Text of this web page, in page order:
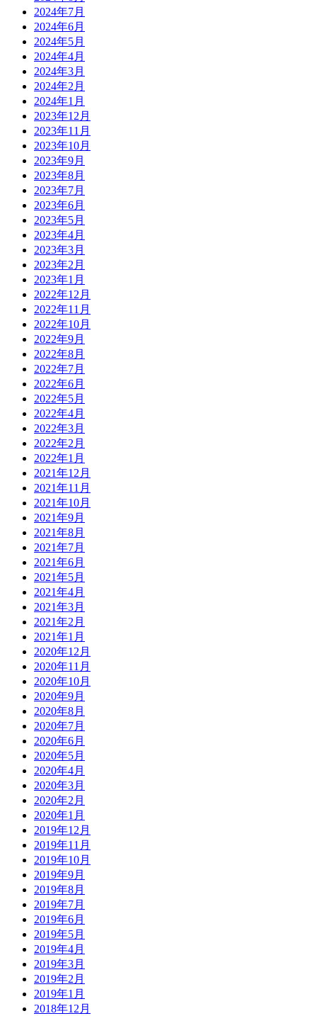
2024年7月
2024年6月
2024年5月
2024年4月
2024年3月
2024年2月
2024年1月
2023年12月
2023年11月
2023年10月
2023年9月
2023年8月
2023年7月
2023年6月
2023年5月
2023年4月
2023年3月
2023年2月
2023年1月
2022年12月
2022年11月
2022年10月
2022年9月
2022年8月
2022年7月
2022年6月
2022年5月
2022年4月
2022年3月
2022年2月
2022年1月
2021年12月
2021年11月
2021年10月
2021年9月
2021年8月
2021年7月
2021年6月
2021年5月
2021年4月
2021年3月
2021年2月
2021年1月
2020年12月
2020年11月
2020年10月
2020年9月
2020年8月
2020年7月
2020年6月
2020年5月
2020年4月
2020年3月
2020年2月
2020年1月
2019年12月
2019年11月
2019年10月
2019年9月
2019年8月
2019年7月
2019年6月
2019年5月
2019年4月
2019年3月
2019年2月
2019年1月
2018年12月